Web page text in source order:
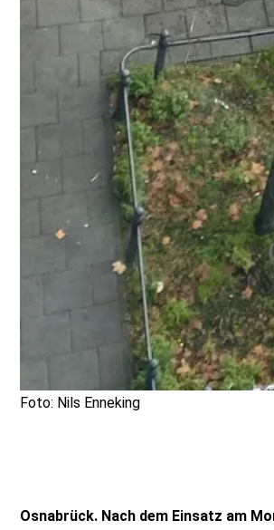
Foto: Nils Enneking
Osnabrück. Nach dem Einsatz am